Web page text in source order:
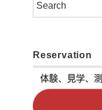
Reservation